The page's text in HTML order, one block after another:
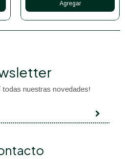
todas nuestras novedades!